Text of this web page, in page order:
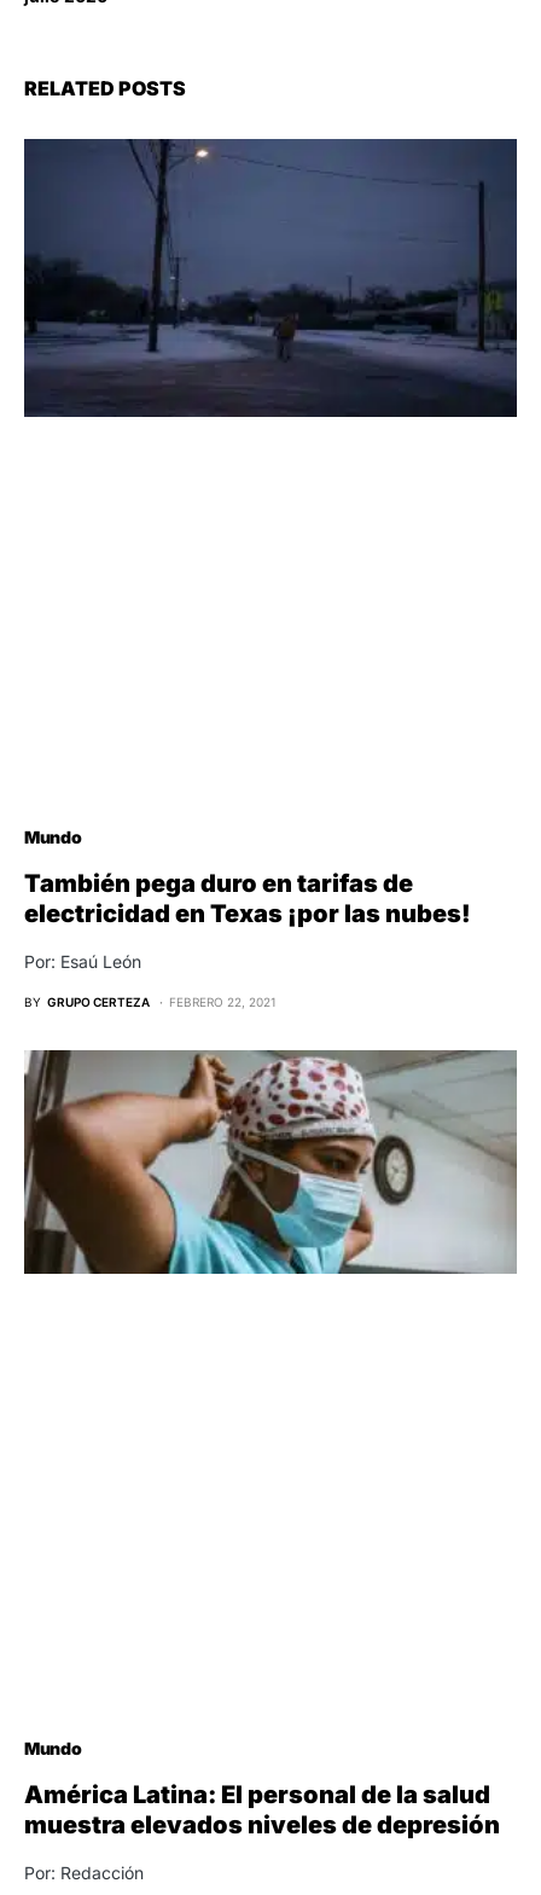
RELATED POSTS
Mundo
También pega duro en tarifas de
electricidad en Texas ¡por las nubes!
Por: Esaú León
BY GRUPO CERTEZA FEBRERO 22, 2021
Mundo
América Latina: El personal de la salud
muestra elevados niveles de depresión
Por: Redacción